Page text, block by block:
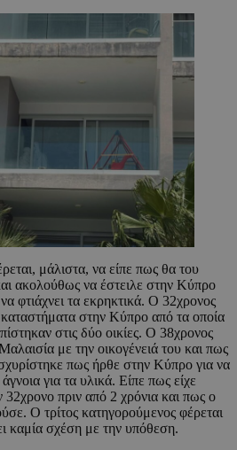
μάλιστα, να είπε πως θα του
ακολούθως να έστειλε στην Κύπρο
φτιάχνει τα εκρηκτικά. Ο 32χρονος
καταστήματα στην Κύπρο από τα οποία
στις δύο οικίες. Ο 38χρονος
με την οικογένειά του και πως
πως ήρθε στην Κύπρο για να
για τα υλικά. Είπε πως είχε
πριν από 2 χρόνια και πως ο
Ο τρίτος κατηγορούμενος φέρεται
καμία σχέση με την υπόθεση.